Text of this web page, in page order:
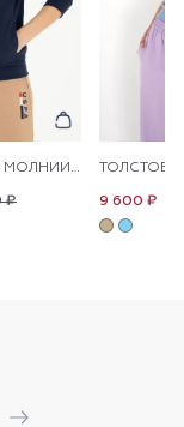
ТОЛСТОВКА НА МОЛНИИ С КАПЮШОНОМ
₽ 9 600 ₽